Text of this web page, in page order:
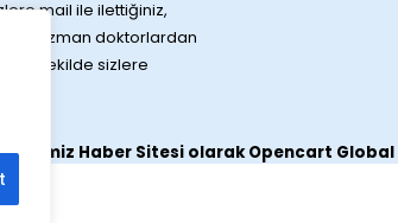
mail ile ilettiğiniz,
uzman doktorlardan
bir şekilde sizlere
sitemiz Haber Sitesi olarakOpencart Global